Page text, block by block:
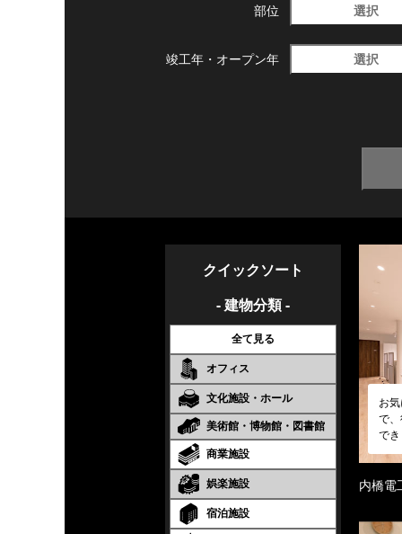
部位 選択
竣工年・ オープン年 選択
クイックソート
- 建物分類 -
全て見る
オフィス
文化施設・ホール
美術館・博物館・図書館
商業施設
娯楽施設
宿泊施設
お
で
で
内橋電